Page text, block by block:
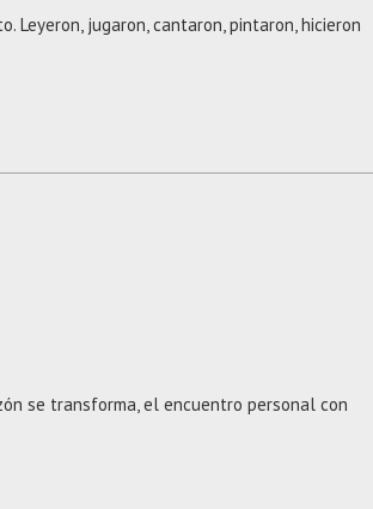
Leyeron, jugaron, cantaron, pintaron, hicieron
se transforma, el encuentro personal con